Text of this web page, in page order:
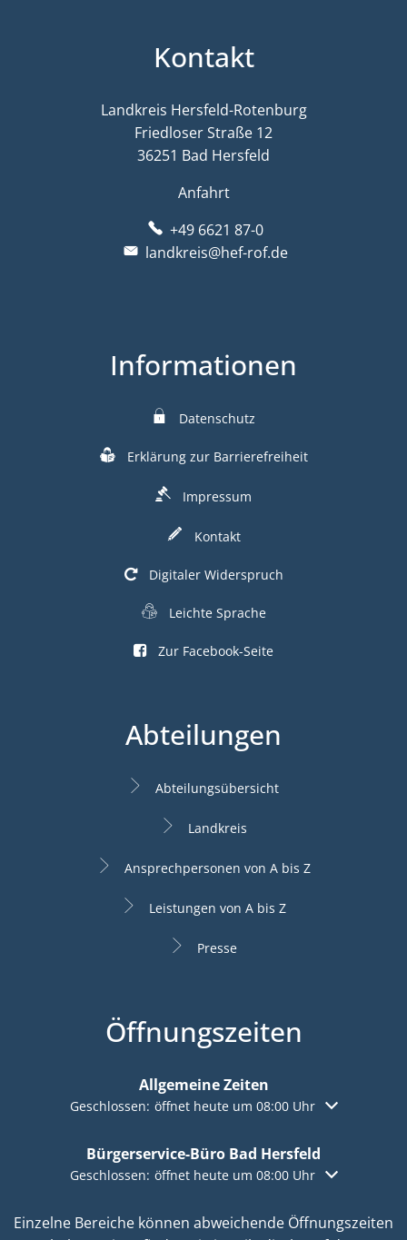
Kontakt
Landkreis Hersfeld-Rotenburg
Friedloser Straße 12
36251 Bad Hersfeld
Anfahrt
+49 6621 87-0
landkreis@hef-rof.de
Informationen
Datenschutz
Erklärung zur Barrierefreiheit
Impressum
Kontakt
Digitaler Widerspruch
Leichte Sprache
Zur Facebook-Seite
Abteilungen
Abteilungsübersicht
Landkreis
Ansprechpersonen von A bis Z
Leistungen von A bis Z
Presse
Öffnungszeiten
Allgemeine Zeiten
Klicken, um weitere Öffnungs- oder Schließzeiten
Geschlossen: öffnet heute um 08:00 Uhr
Bürgerservice-Büro Bad Hersfeld
Klicken, um weitere Öffnungs- oder Schließzeiten
Geschlossen: öffnet heute um 08:00 Uhr
Einzelne Bereiche können abweichende Öffnungszeiten